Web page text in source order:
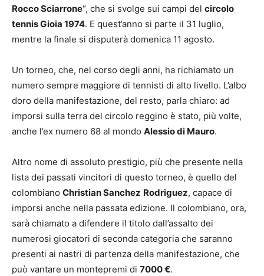
Rocco Sciarrone“, che si svolge sui campi del circolo
tennis Gioia 1974. E quest’anno si parte il 31 luglio,
mentre la finale si disputerà domenica 11 agosto.
Un torneo, che, nel corso degli anni, ha richiamato un
numero sempre maggiore di tennisti di alto livello. L’albo
doro della manifestazione, del resto, parla chiaro: ad
imporsi sulla terra del circolo reggino è stato, più volte,
anche l’ex numero 68 al mondo Alessio di Mauro.
Altro nome di assoluto prestigio, più che presente nella
lista dei passati vincitori di questo torneo, è quello del
colombiano Christian Sanchez Rodriguez, capace di
imporsi anche nella passata edizione. Il colombiano, ora,
sarà chiamato a difendere il titolo dall’assalto dei
numerosi giocatori di seconda categoria che saranno
presenti ai nastri di partenza della manifestazione, che
può vantare un montepremi di 7000 €.